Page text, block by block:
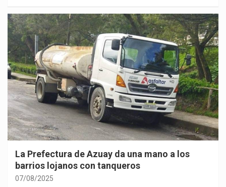
La Prefectura de Azuay da una mano a los
barrios lojanos con tanqueros
07/08/2025